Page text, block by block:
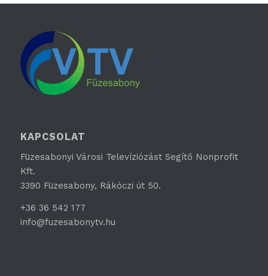
KAPCSOLAT
Füzesabonyi Városi Televíziózást Segítő Nonprofit
Kft.
3390 Füzesabony, Rákóczi út 50.
+36 36 542 177
info@fuzesabonytv.hu